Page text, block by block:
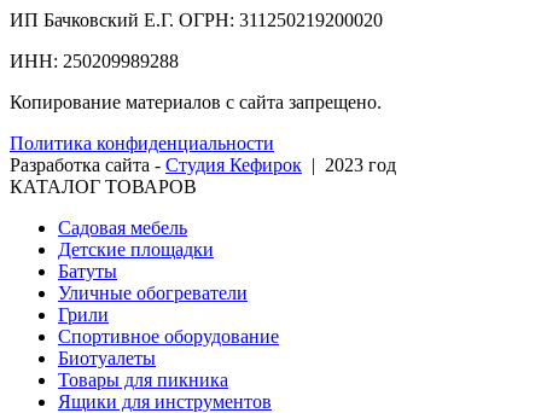
ИП Бачковский Е.Г. ОГРН: 311250219200020
ИНН: 250209989288
Копирование материалов с сайта запрещено.
Политика конфиденциальности
Разработка сайта - Студия Кефирок | 2023 год
КАТАЛОГ ТОВАРОВ
Садовая мебель
Детские площадки
Батуты
Уличные обогреватели
Грили
Спортивное оборудование
Биотуалеты
Товары для пикника
Ящики для инструментов